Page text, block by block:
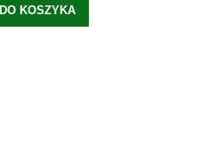
DO KOSZYKA